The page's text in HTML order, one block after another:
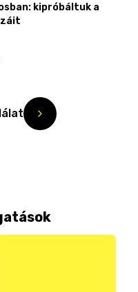
kipróbáltuk a